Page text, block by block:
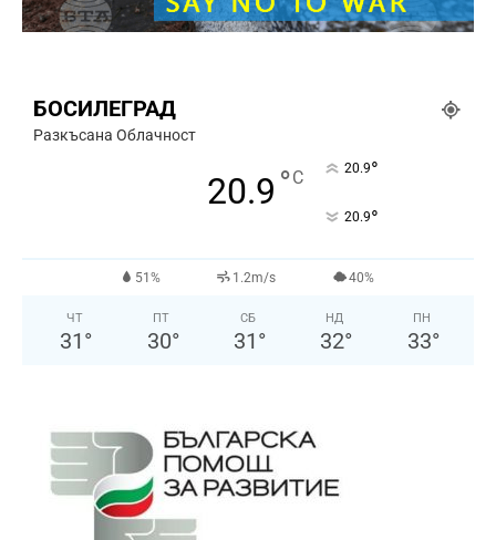
БОСИЛЕГРАД
Разкъсана Облачност
20.9 °C 20.9°
20.9°
51% 1.2m/s 40%
ЧТ
31 °
ПТ
30°
СБ
31 °
НД
32°
ПН
33°